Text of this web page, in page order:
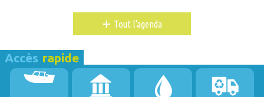
+ Tout l'agenda
Accès rapide